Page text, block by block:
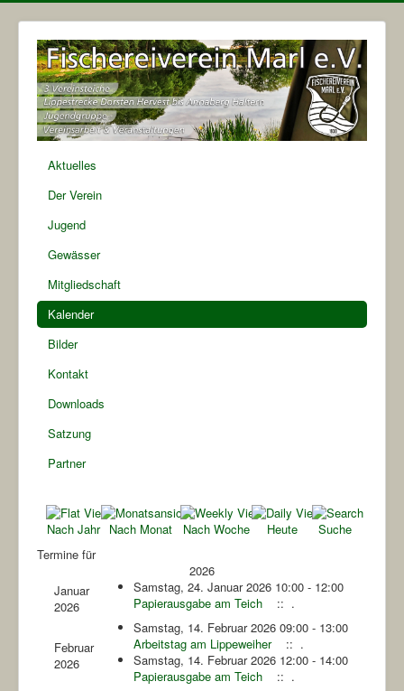
Aktuelles
Der Verein
Jugend
Gewässer
Mitgliedschaft
Kalender
Bilder
Kontakt
Downloads
Satzung
Partner
Nach Jahr Nach Monat Nach Woche Heute
Suche
Termine für
2026
Januar
2026
Samstag, 24. Januar 2026 10:00 - 12:00
Papierausgabe am Teich
:: .
Februar
2026
Samstag, 14. Februar 2026 09:00 - 13:00
Arbeitstag am Lippeweiher
:: .
Samstag, 14. Februar 2026 12:00 - 14:00
Papierausgabe am Teich
:: .